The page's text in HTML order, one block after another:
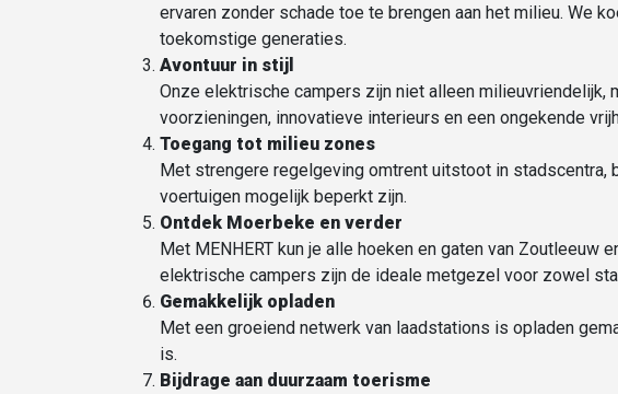
ervaren zonder schade toe te brengen aan het milieu. We
toekomstige generaties.
Avontuur in stijl
Onze elektrische campers zijn niet alleen milieuvriendelijk,
voorzieningen, innovatieve interieurs en een ongekende
Toegang tot milieu zones
Met strengere regelgeving omtrent uitstoot in
voertuigen mogelijk beperkt zijn.
Ontdek Moerbeke en verder
Met MENHERT kun je alle hoeken en gaten van
elektrische campers zijn de ideale metgezel voor zowel
Gemakkelijk opladen
Met een groeiend netwerk van laadstations is opladen
is.
Bijdrage aan duurzaam toerisme